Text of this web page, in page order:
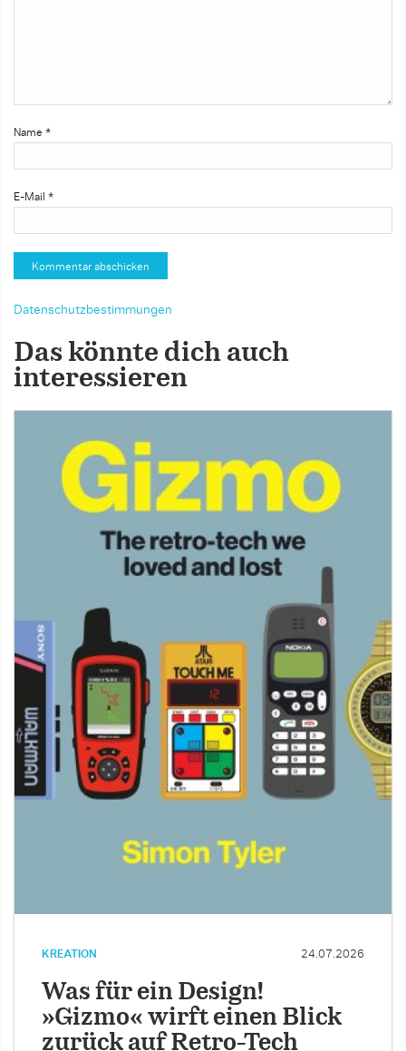
Name *
E-Mail *
Datenschutzbestimmungen
Das könnte dich auch
interessieren
KREATION 24.07.2026
Was für ein Design!
»Gizmo« wirft einen Blick
zurück auf Retro-Tech